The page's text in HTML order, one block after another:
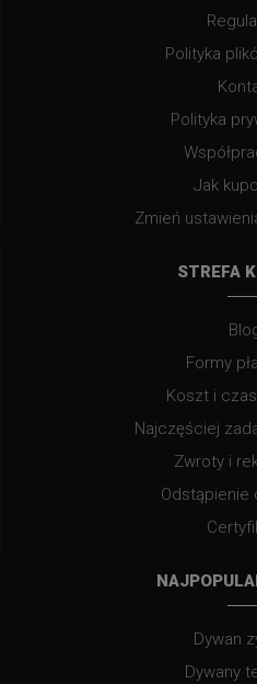
Polityka
Polityka
Jak
Zmień
STREFA
Formy
Koszt i
Najczęściej
Zwroty i
Odstąpienie
Dywan
Dywany